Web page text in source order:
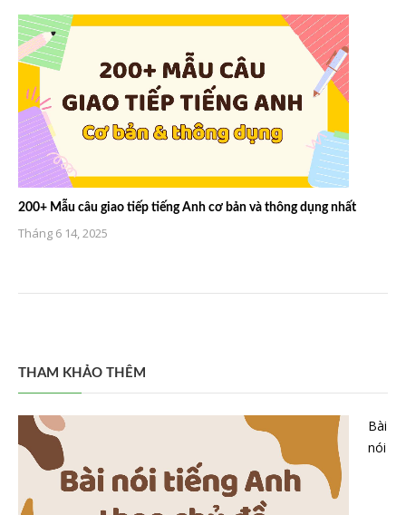
200+ Mẫu câu giao tiếp tiếng Anh cơ bản và thông dụng nhất
Tháng 6 14, 2025
THAM KHẢO THÊM
Bài
nói